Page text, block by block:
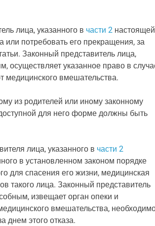
лица, указанного в части 2настоящей
или потребовать его прекращения, за
Законный представитель лица,
осуществляет указанное право в
медицинского вмешательства.
из родителей или иному законному
для него форме должны быть
лица, указанного в части 2
в установленном законом порядке
для спасения его жизни, медицинская
такого лица. Законный представитель
извещает орган опеки и
вмешательства,
днем этого отказа.